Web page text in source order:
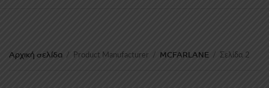
Αρχική σελίδα / Product Manufacturer / MCFARLANE / Σελίδα 2